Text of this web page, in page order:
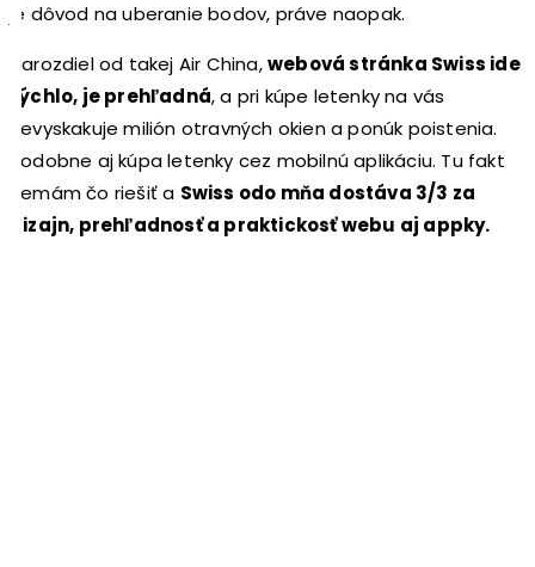
je dôvod na uberanie bodov, práve naopak.
Narozdiel od takej Air China,webová stránka Swiss ide
rýchlo, je prehľadná, a pri kúpe letenky na vás
nevyskakuje milión otravných okien a ponúk poistenia.
Podobne aj kúpa letenky cez mobilnú aplikáciu. Tu fakt
nemám čo riešiť a Swiss odo mňa dostáva 3/3 za
dizajn, prehľadnosť a praktickosť webu aj appky.